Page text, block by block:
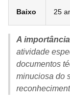
Baixo 25
A
atividade
documentos
minuciosa do